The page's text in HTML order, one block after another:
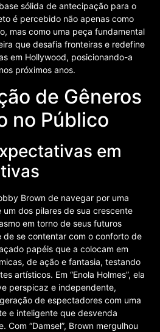
sólida de antecipação para o
é percebido não apenas como
mas como uma peça fundamental
que desafia fronteiras e redefine
em Hollywood, posicionando-a
próximos anos.
de Gêneros
no Público
em
Brown de navegar por uma
dos pilares de sua crescente
em torno de seus futuros
de se contentar com o conforto de
papéis que a colocam em
de ação e fantasia, testando
artísticos. Em “Enola Holmes”, ela
perspicaz e independente,
de espectadores com uma
e inteligente que desvenda
Com “Damsel”, Brown mergulhou